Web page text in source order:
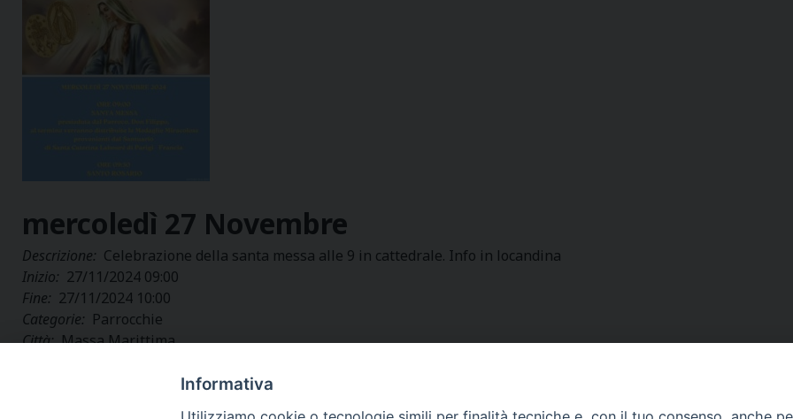
mercoledì 27 Novembre
Descrizione: Celebrazione della santa messa alle 9 in cattedrale. Info in locandina
Inizio: 27/11/2024 09:00
Fine: 27/11/2024 10:00
Categorie: Parrocchie
Città: Massa Marittima
Informativa